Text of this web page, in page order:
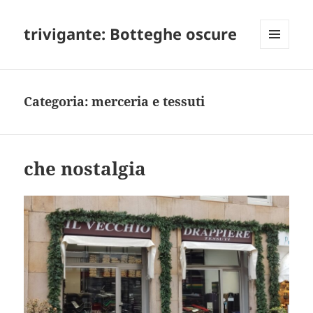
trivigante: Botteghe oscure
Categoria:merceria e tessuti
che nostalgia